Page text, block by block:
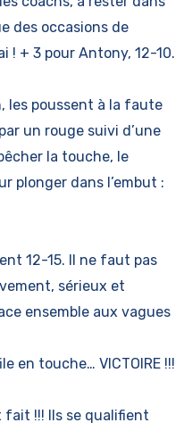
des occasions de
! + 3 pour Antony, 12-10.
les poussent à la faute
un rouge suivi d’une
la touche, le
plonger dans l’embut :
12-15. Il ne faut pas
sérieux et
ensemble aux vagues
en touche… VICTOIRE !!!
fait !!! Ils se qualifient